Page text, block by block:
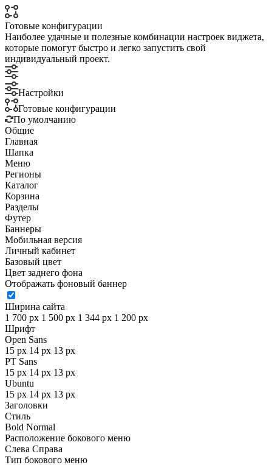
Готовые конфигурации
Наиболее удачные и полезные комбинации настроек виджета,
которые помогут быстро и легко запустить свой
индивидуальный проект.
Настройки
Готовые конфигурации
По умолчанию
Общие
Главная
Шапка
Меню
Регионы
Каталог
Корзина
Разделы
Футер
Баннеры
Мобильная версия
Личный кабинет
Базовый цвет
Цвет заднего фона
Отображать фоновый баннер
Ширина сайта
1 700 px 1 500 px 1 344 px 1 200 px
Шрифт
Open Sans
15 px 14 px 13 px
PT Sans
15 px 14 px 13 px
Ubuntu
15 px 14 px 13 px
Заголовки
Стиль
Bold Normal
Расположение бокового меню
Слева Справа
Тип бокового меню